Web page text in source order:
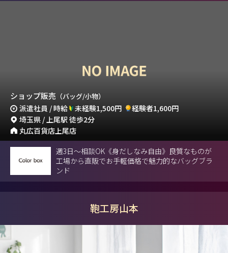
ショップ販売 （バッグ/小物）
派遣社員 / 時給 未経験1,500円
経験者1,600円
埼玉県 / 上尾駅 徒歩2分
丸広百貨店上尾店
週3日～相談OK《身だしなみ自由》良質なものが
工場から直販でお手軽価格で魅力的なバッグブラ
ンド
鞄工房山本